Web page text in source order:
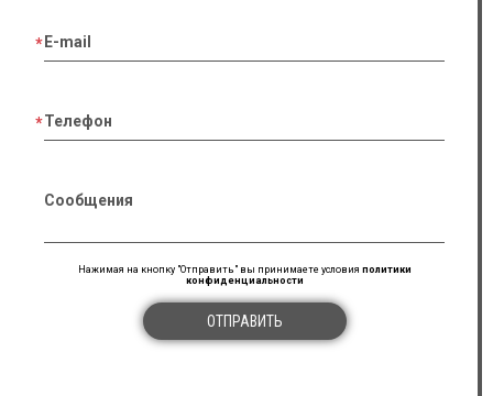
E-mail
Телефон
Сообщения
Нажимая на кнопку "Отправить" вы принимаете условия политики
конфиденциальности
ОТПРАВИТЬ